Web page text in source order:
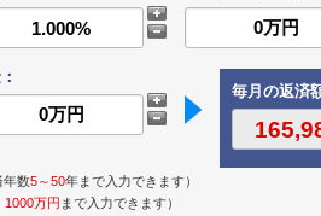
毎月の返済
数5～50年まで入力できます）
1000万円 まで入力できます）